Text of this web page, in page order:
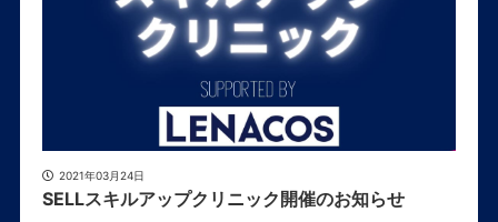
2021年03月24日
SELLスキルアップクリニック開催のお知らせ